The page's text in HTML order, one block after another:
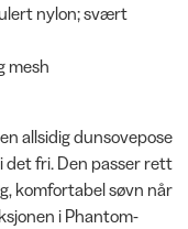
nylon; svært
mesh
allsidig dunsovepose
det fri. Den passer rett
komfortabel søvn når
i Phantom-